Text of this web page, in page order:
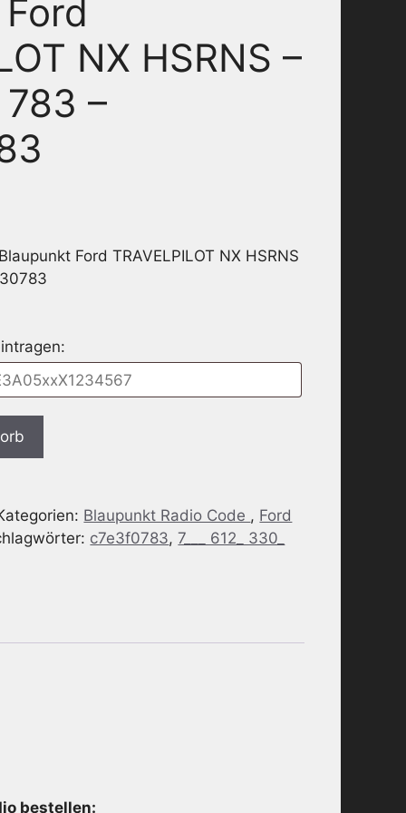
NX HSRNS –
–
Ford TRAVELPILOT NX HSRNS
Blaupunkt Radio Code , Ford
c7e3f0783,7___ 612_ 330_
bestellen: